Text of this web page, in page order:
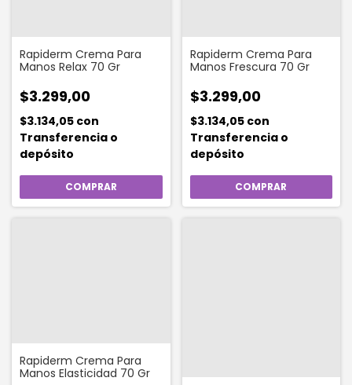
Rapiderm Crema Para
Manos Relax 70 Gr
$3.299,00
$3.134,05 con
Transferencia o
depósito
Rapiderm Crema Para
Manos Frescura 70 Gr
$3.299,00
$3.134,05 con
Transferencia o
depósito
Rapiderm Crema Para
Manos Elasticidad 70 Gr